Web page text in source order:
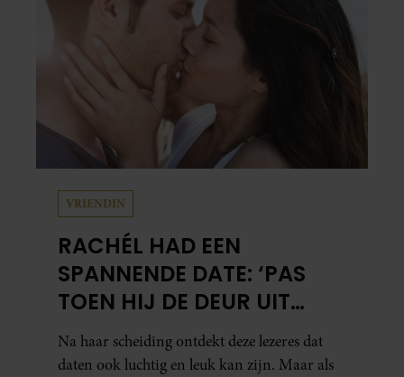
VRIENDIN
RACHÉL HAD EEN
SPANNENDE DATE: ‘PAS
TOEN HIJ DE DEUR UIT
WAS, BESEFTE IK WAT ER
ECHT WAS GEBEURD’
Na haar scheiding ontdekt deze lezeres dat
daten ook luchtig en leuk kan zijn. Maar als